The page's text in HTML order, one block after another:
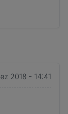
2018 - 14:41